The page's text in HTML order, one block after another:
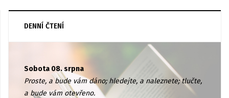
DENNÍ ČTENÍ
Sobota 08. srpna
Proste, a bude vám dáno; hledejte, a naleznete; tlučte,
a bude vám otevřeno.